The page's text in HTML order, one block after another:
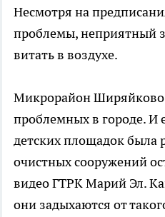
Несмотря на
проблемы, неприятный
витать в воздухе.
Микрорайон
проблемных в городе. И
детских площадок была
очистных сооружений
видео ГТРК Марий Эл.
они задыхаются от